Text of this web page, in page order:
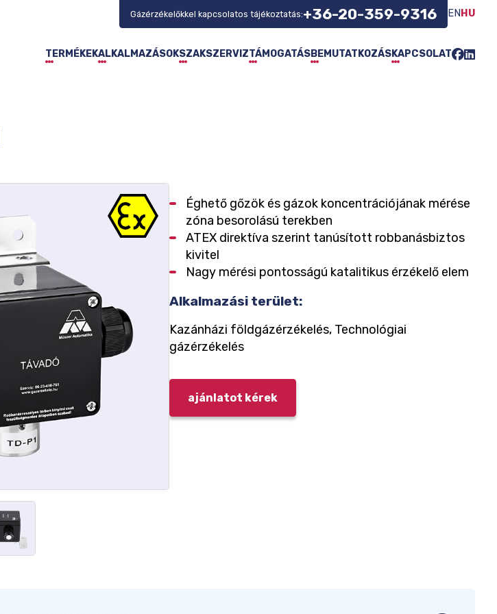
Gázérzékelőkkel kapcsolatos tájékoztatás:+36-20-359-9316 ENHU
TERMÉKEKALKALMAZÁSOKSZAKSZERVIZTÁMOGATÁSBEMUTATKOZÁSKAPCSOLAT
Éghető gőzök és gázok koncentrációjának mérése
zóna besorolású terekben
ATEX direktíva szerint tanúsított robbanásbiztos
kivitel
Nagy mérési pontosságú katalitikus érzékelő elem
Alkalmazási terület:
Kazánházi földgázérzékelés, Technológiai
gázérzékelés
ajánlatot kérek